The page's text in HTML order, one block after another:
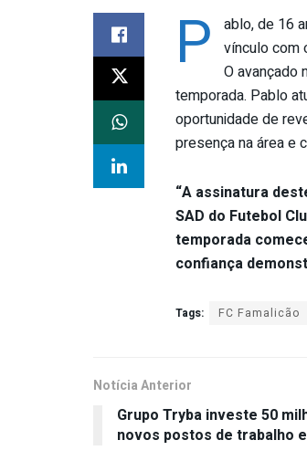
P
ablo, de 16
vínculo com
O avançado
temporada. Pablo
oportunidade de
presença na área e
“A assinatura
SAD do Futebol
temporada
confiança
Tags: FC Famalicão
Notícia Anterior
Grupo Tryba investe 50
novos postos de trabalho